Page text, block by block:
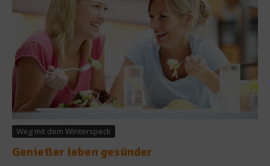
Weg mit dem Winterspeck
Genießer leben gesünder